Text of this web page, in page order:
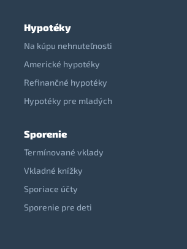
Hypotéky
Na kúpu nehnuteľnosti
Americké hypotéky
Refinančné hypotéky
Hypotéky pre mladých
Sporenie
Termínované vklady
Vkladné knížky
Sporiace účty
Sporenie pre deti